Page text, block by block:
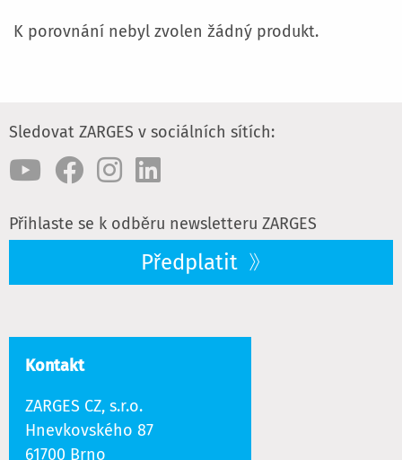
K porovnání nebyl zvolen žádný produkt.
Sledovat ZARGES v sociálních sítích:
Přihlaste se k odběru newsletteru ZARGES
Předplatit
Kontakt
ZARGES CZ, s.r.o.
Hnevkovského 87
61700 Brno